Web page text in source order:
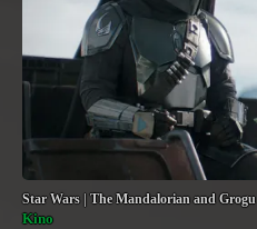
Star Wars | The Mandalorian and Grogu
Kino